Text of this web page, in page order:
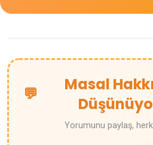
💬
Masal
Yorumunu paylaş,